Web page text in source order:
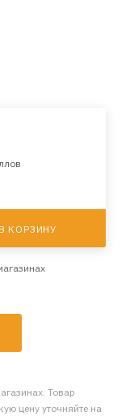
КОРЗИНУ
Товар
цену уточняйте на